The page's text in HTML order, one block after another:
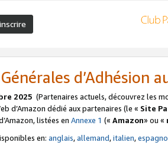
d’Adhésion
2025 (Partenaires actuels, découvrez les
d’Amazon dédié aux partenaires (le « Site
listées en Annexe 1 (« Amazon» ou «
en: anglais,allemand,italien,